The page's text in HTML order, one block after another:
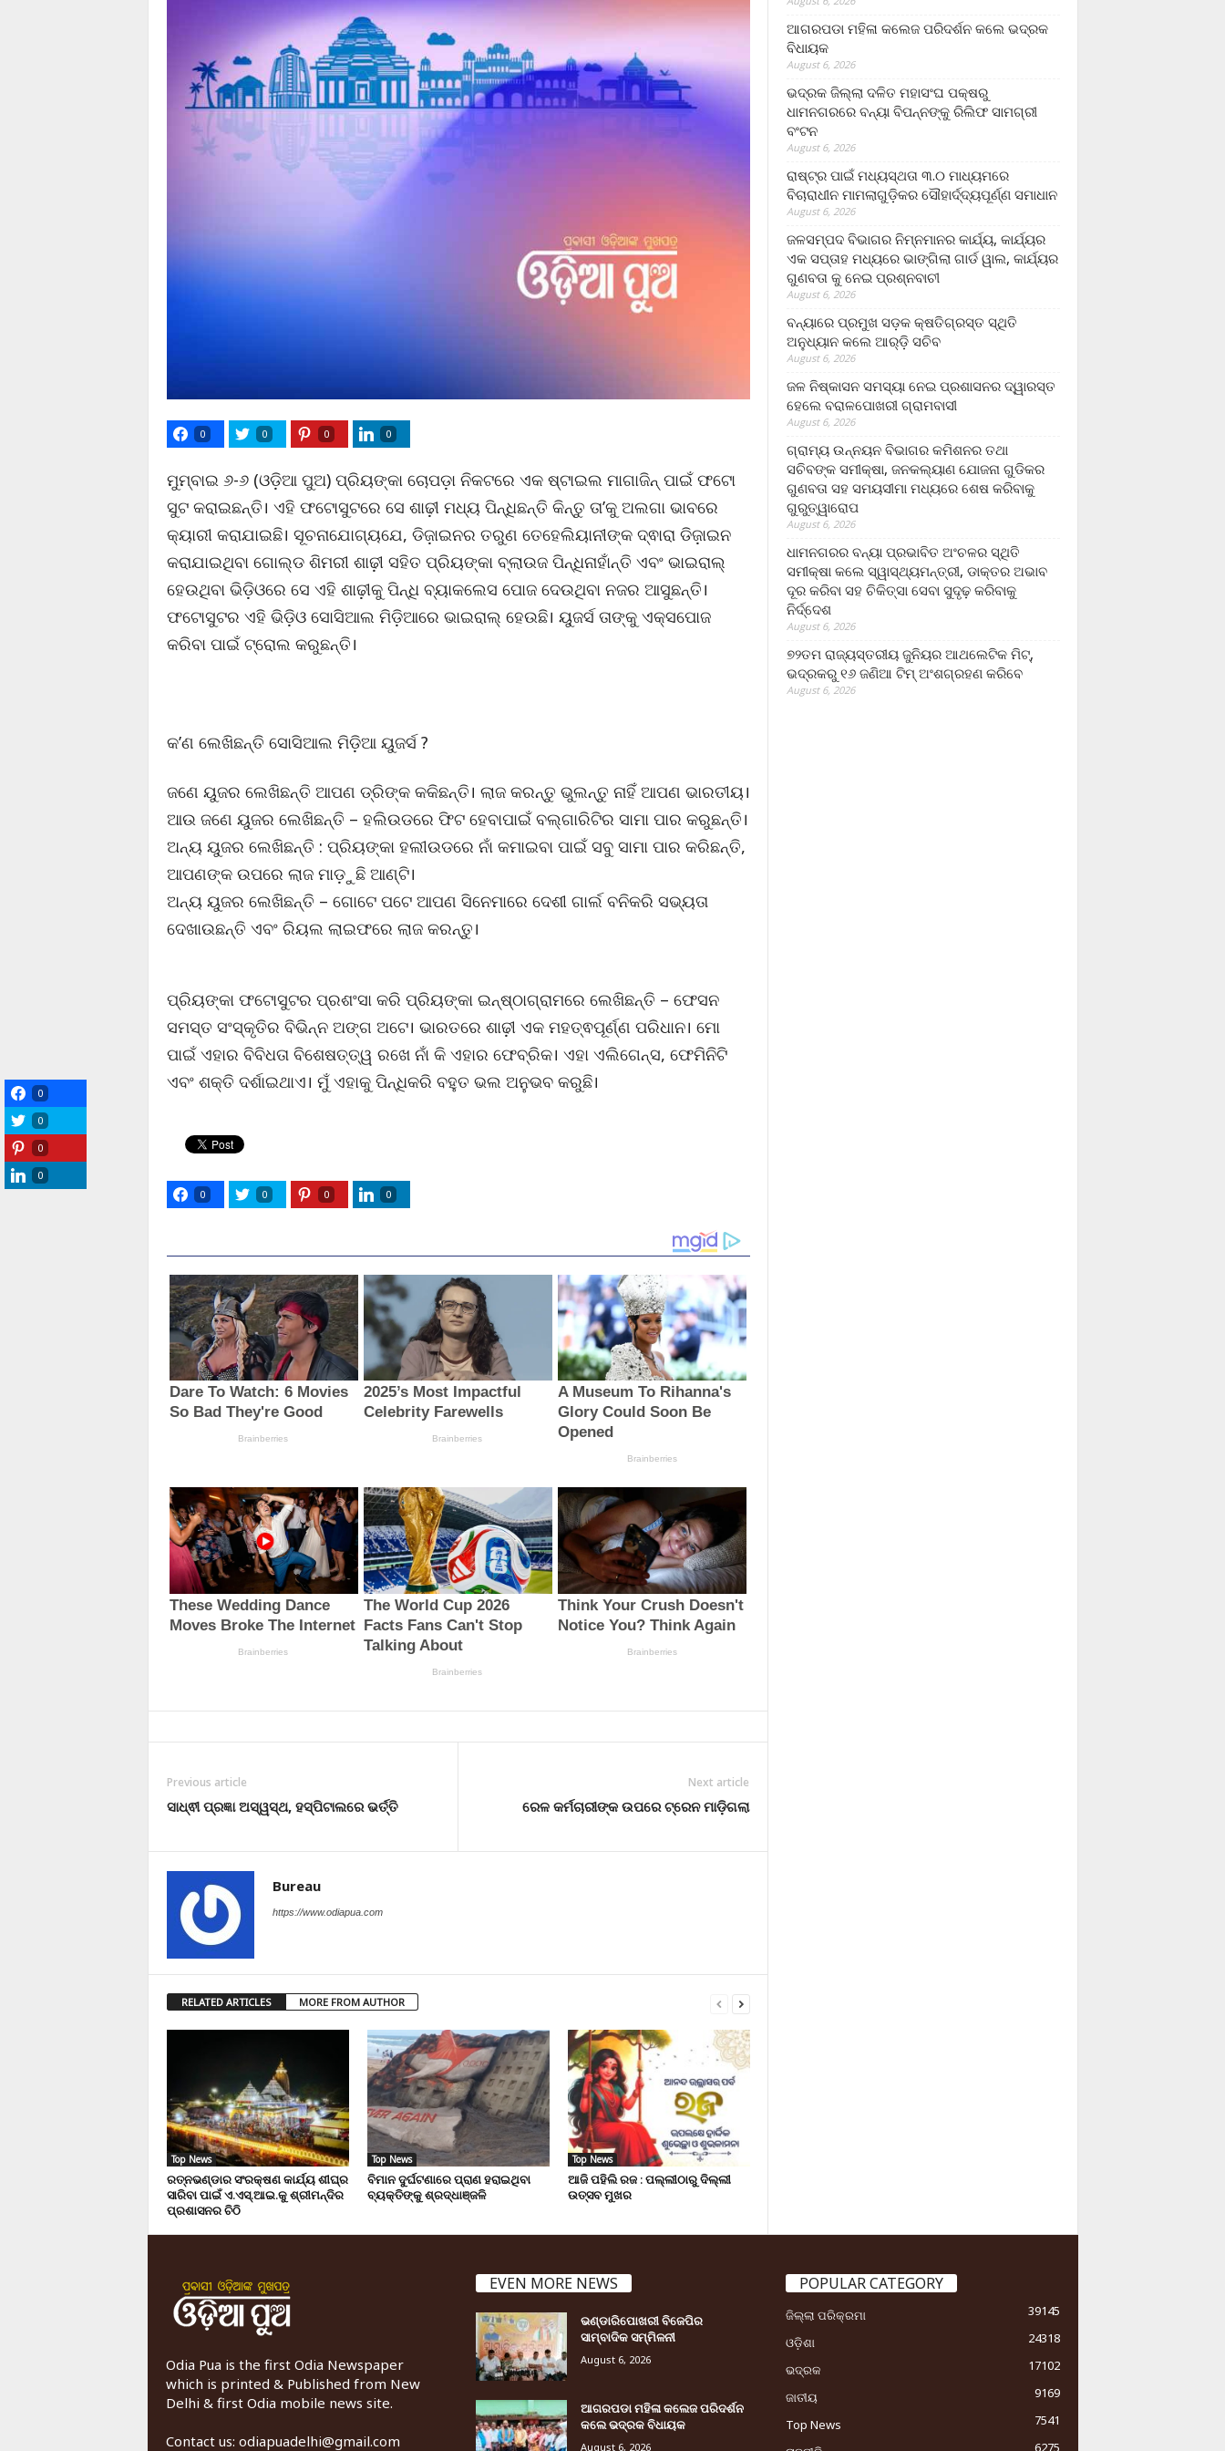
0 0 0 0
ମୁମ୍ବାଇ ୬-୬ (ଓଡ଼ିଆ ପୁଅ) ପ୍ରିୟଙ୍କା ଚୋପଡ଼ା ନିକଟରେ ଏକ ଷ୍ଟାଇଲ ମାଗାଜିନ୍ ପାଇଁ ଫଟୋ
ସୁଟ କରାଇଛନ୍ତି। ଏହି ଫଟୋସୁଟରେ ସେ ଶାଢ଼ୀ ମଧ୍ୟ ପିନ୍ଧିଛନ୍ତି କିନ୍ତୁ ତା’କୁ ଅଲଗା ଭାବରେ
କ୍ୟାରୀ କରାଯାଇଛି। ସୂଚନାଯୋଗ୍ୟଯେ, ଡିଜ଼ାଇନର ତରୁଣ ତେହେଲିୟାନୀଙ୍କ ଦ୍ଵାରା ଡିଜ଼ାଇନ
କରାଯାଇଥିବା ଗୋଲ୍ଡ ଶିମରୀ ଶାଢ଼ୀ ସହିତ ପ୍ରିୟଙ୍କା ବ୍ଲାଉଜ ପିନ୍ଧିନାହାଁନ୍ତି ଏବଂ ଭାଇରାଲ୍
ହେଉଥିବା ଭିଡ଼ିଓରେ ସେ ଏହି ଶାଢ଼ୀକୁ ପିନ୍ଧି ବ୍ୟାକଲେସ ପୋଜ ଦେଉଥିବା ନଜର ଆସୁଛନ୍ତି।
ଫଟୋସୁଟର ଏହି ଭିଡ଼ିଓ ସୋସିଆଲ ମିଡ଼ିଆରେ ଭାଇରାଲ୍ ହେଉଛି। ୟୁଜର୍ସ ତାଙ୍କୁ ଏକ୍ସପୋଜ
କରିବା ପାଇଁ ଟ୍ରୋଲ କରୁଛନ୍ତି।
କ’ଣ ଲେଖିଛନ୍ତି ସୋସିଆଲ ମିଡ଼ିଆ ୟୁଜର୍ସ ?
ଜଣେ ୟୁଜର ଲେଖିଛନ୍ତି ଆପଣ ଡ୍ରିଙ୍କ କକିଛନ୍ତି। ଲାଜ କରନ୍ତୁ ଭୁଲନ୍ତୁ ନାହିଁ ଆପଣ ଭାରତୀୟ।
ଆଉ ଜଣେ ୟୁଜର ଲେଖିଛନ୍ତି – ହଲିଉଡରେ ଫିଟ ହେବାପାଇଁ ବଲ୍ଗାରିଟିର ସାମା ପାର କରୁଛନ୍ତି।
ଅନ୍ୟ ୟୁଜର ଲେଖିଛନ୍ତି : ପ୍ରିୟଙ୍କା ହଲୀଉଡରେ ନାଁ କମାଇବା ପାଇଁ ସବୁ ସାମା ପାର କରିଛନ୍ତି,
ଆପଣଙ୍କ ଉପରେ ଲାଜ ମାଡ଼ୁଛି ଆଣ୍ଟି।
ଅନ୍ୟ ୟୁଜର ଲେଖିଛନ୍ତି – ଗୋଟେ ପଟେ ଆପଣ ସିନେମାରେ ଦେଶୀ ଗାର୍ଲ ବନିକରି ସଭ୍ୟତା
ଦେଖାଉଛନ୍ତି ଏବଂ ରିୟଲ ଲାଇଫରେ ଲାଜ କରନ୍ତୁ।
ପ୍ରିୟଙ୍କା ଫଟୋସୁଟର ପ୍ରଶଂସା କରି ପ୍ରିୟଙ୍କା ଇନ୍ଷ୍ଠାଗ୍ରାମରେ ଲେଖିଛନ୍ତି – ଫେସନ
ସମସ୍ତ ସଂସ୍କୃତିର ବିଭିନ୍ନ ଅଙ୍ଗ ଅଟେ। ଭାରତରେ ଶାଢ଼ୀ ଏକ ମହତ୍ଵପୂର୍ଣ୍ଣ ପରିଧାନ। ମୋ
ପାଇଁ ଏହାର ବିବିଧତା ବିଶେଷତ୍ତ୍ୱ ରଖେ ନାଁ କି ଏହାର ଫେବ୍ରିକ। ଏହା ଏଲିଗେନ୍ସ, ଫେମିନିଟି
ଏବଂ ଶକ୍ତି ଦର୍ଶାଇଥାଏ। ମୁଁ ଏହାକୁ ପିନ୍ଧିକରି ବହୁତ ଭଲ ଅନୁଭବ କରୁଛି।
0 0 0 0
Previous article
ସାଧ୍ଵୀ ପ୍ରଜ୍ଞା ଅସ୍ୱସ୍ଥ, ହସ୍ପିଟାଲରେ ଭର୍ତ୍ତି
Next article
ରେଳ କର୍ମଚାରୀଙ୍କ ଉପରେ ଟ୍ରେନ ମାଡ଼ିଗଲା
Bureau
https://www.odiapua.com
RELATED ARTICLES MORE FROM AUTHOR
Top News
ରତ୍ନଭଣ୍ଡାର ସଂରକ୍ଷଣ କାର୍ଯ୍ୟ ଶୀଘ୍ର
ସାରିବା ପାଇଁ ଏ.ଏସ୍.ଆଇ.କୁ ଶ୍ରୀମନ୍ଦିର
ପ୍ରଶାସନର ଚିଠି
Top News
ବିମାନ ଦୁର୍ଘଟଣାରେ ପ୍ରାଣ ହରାଇଥିବା
ବ୍ୟକ୍ତିଙ୍କୁ ଶ୍ରଦ୍ଧାଞ୍ଜଳି
Top News
ଆଜି ପହିଲି ରଜ : ପଲ୍ଲୀଠାରୁ ଦିଲ୍ଲୀ
ଉତ୍ସବ ମୁଖର
ଆଗରପଡା ମହିଳା କଲେଜ ପରିଦର୍ଶନ କଲେ ଭଦ୍ରକ
ବିଧାୟକ
August 6, 2026
ଭଦ୍ରକ ଜିଲ୍ଲା ଦଳିତ ମହାସଂଘ ପକ୍ଷରୁ
ଧାମନଗରରେ ବନ୍ୟା ବିପନ୍ନଙ୍କୁ ରିଲିଫ ସାମଗ୍ରୀ
ବଂଟନ
August 6, 2026
ରାଷ୍ଟ୍ର ପାଇଁ ମଧ୍ୟସ୍ଥତା ୩.୦ ମାଧ୍ୟମରେ
ବିଚାରାଧୀନ ମାମଲାଗୁଡ଼ିକର ସୌହାର୍ଦ୍ଦ୍ୟପୂର୍ଣ୍ଣ ସମାଧାନ
August 6, 2026
ଜଳସମ୍ପଦ ବିଭାଗର ନିମ୍ନମାନର କାର୍ଯ୍ୟ, କାର୍ଯ୍ୟର
ଏକ ସପ୍ତାହ ମଧ୍ୟରେ ଭାଙ୍ଗିଲା ଗାର୍ଡ ୱାଲ, କାର୍ଯ୍ୟର
ଗୁଣବତା କୁ ନେଇ ପ୍ରଶ୍ନବାଚୀ
August 6, 2026
ବନ୍ୟାରେ ପ୍ରମୁଖ ସଡ଼କ କ୍ଷତିଗ୍ରସ୍ତ ସ୍ଥିତି
ଅନୁଧ୍ୟାନ କଲେ ଆର୍‌ଡ଼ି ସଚିବ
August 6, 2026
ଜଳ ନିଷ୍କାସନ ସମସ୍ୟା ନେଇ ପ୍ରଶାସନର ଦ୍ୱାରସ୍ତ
ହେଲେ ବରାଳପୋଖରୀ ଗ୍ରାମବାସୀ
August 6, 2026
ଗ୍ରାମ୍ୟ ଉନ୍ନୟନ ବିଭାଗର କମିଶନର ତଥା
ସଚିବଙ୍କ ସମୀକ୍ଷା, ଜନକଲ୍ୟାଣ ଯୋଜନା ଗୁଡିକର
ଗୁଣବତା ସହ ସମୟସୀମା ମଧ୍ୟରେ ଶେଷ କରିବାକୁ
ଗୁରୁତ୍ୱାରୋପ
August 6, 2026
ଧାମନଗରର ବନ୍ୟା ପ୍ରଭାବିତ ଅଂଚଳର ସ୍ଥିତି
ସମୀକ୍ଷା କଲେ ସ୍ୱାସ୍ଥ୍ୟମନ୍ତ୍ରୀ, ଡାକ୍ତର ଅଭାବ
ଦୂର କରିବା ସହ ଚିକିତ୍ସା ସେବା ସୁଦୃଢ଼ କରିବାକୁ
ନିର୍ଦ୍ଦେଶ
August 6, 2026
୭୨ତମ ରାଜ୍ୟସ୍ତରୀୟ ଜୁନିୟର ଆଥଲେଟିକ ମିଟ୍‌,
ଭଦ୍ରକରୁ ୧୬ ଜଣିଆ ଟିମ୍ ଅଂଶଗ୍ରହଣ କରିବେ
August 6, 2026
Odia Pua is the first Odia Newspaper
which is printed & Published from New
Delhi & first Odia mobile news site.
Contact us: odiapuadelhi@gmail.com
EVEN MORE NEWS
ଭଣ୍ଡାରିପୋଖରୀ ବିଜେପିର
ସାମ୍ବାଦିକ ସମ୍ମିଳନୀ
August 6, 2026
ଆଗରପଡା ମହିଳା କଲେଜ ପରିଦର୍ଶନ
କଲେ ଭଦ୍ରକ ବିଧାୟକ
August 6, 2026
POPULAR CATEGORY
ଜିଲ୍ଲା ପରିକ୍ରମା
39145
ଓଡ଼ିଶା
24318
ଭଦ୍ରକ
17102
ଜାତୀୟ
9169
Top News
7541
6275
0
0
0
0